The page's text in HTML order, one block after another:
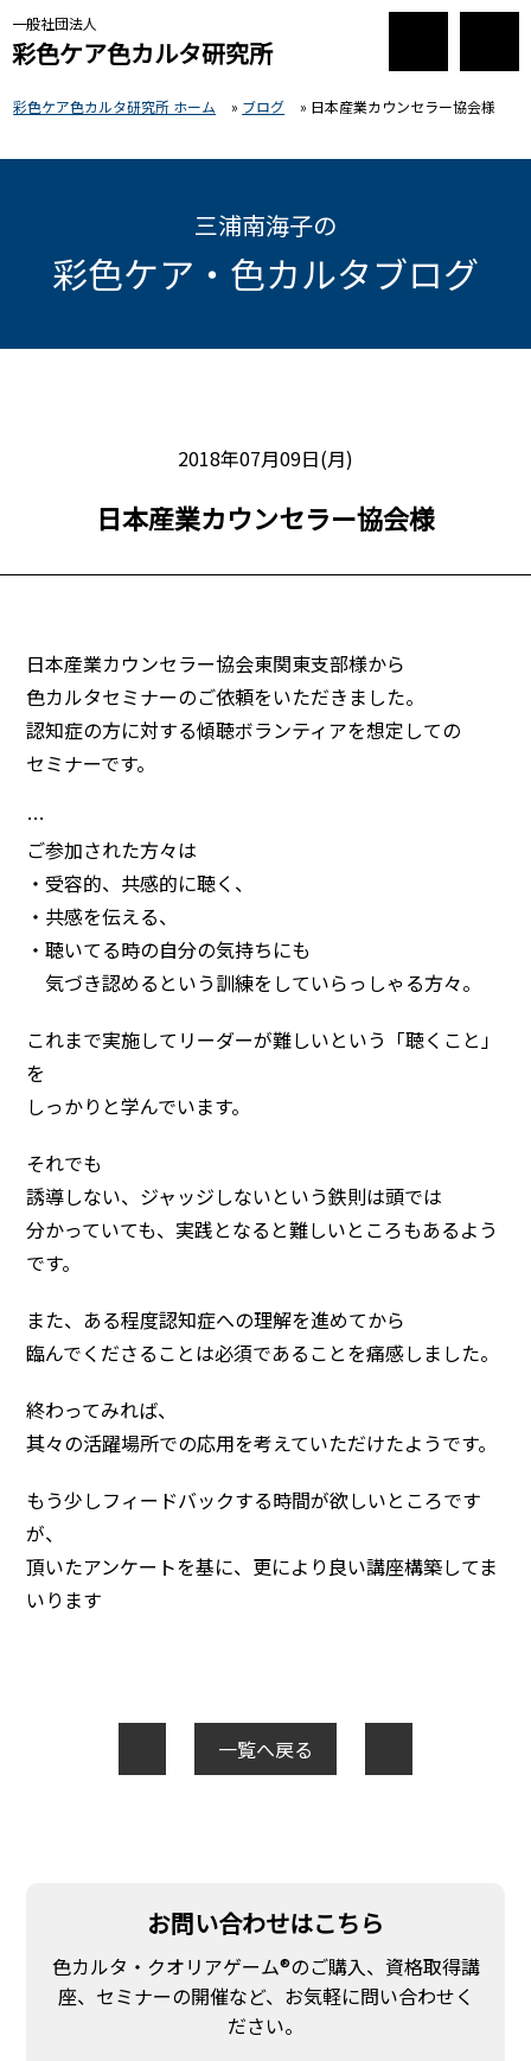
一般社団法人
彩色ケア色カルタ研究所
彩色ケア色カルタ研究所 ホーム » ブログ » 日本産業カウンセラー協会様
三浦南海子の
彩色ケア・色カルタブログ
2018年07月09日(月)
日本産業カウンセラー協会様
日本産業カウンセラー協会東関東支部様から
色カルタセミナーのご依頼をいただきました。
認知症の方に対する傾聴ボランティアを想定しての
セミナーです。
…
ご参加された方々は
・受容的、共感的に聴く、
・共感を伝える、
・聴いてる時の自分の気持ちにも
気づき認めるという訓練をしていらっしゃる方々。
これまで実施してリーダーが難しいという「聴くこと」
を
しっかりと学んでいます。
それでも
誘導しない、ジャッジしないという鉄則は頭では
分かっていても、実践となると難しいところもあるよう
です。
また、ある程度認知症への理解を進めてから
臨んでくださることは必須であることを痛感しました。
終わってみれば、
其々の活躍場所での応用を考えていただけたようです。
もう少しフィードバックする時間が欲しいところです
が、
頂いたアンケートを基に、更により良い講座構築してま
いります
一覧へ戻る
お問い合わせはこちら
色カルタ・クオリアゲーム®のご購入、資格取得講
座、セミナーの開催など、お気軽に問い合わせく
ださい。